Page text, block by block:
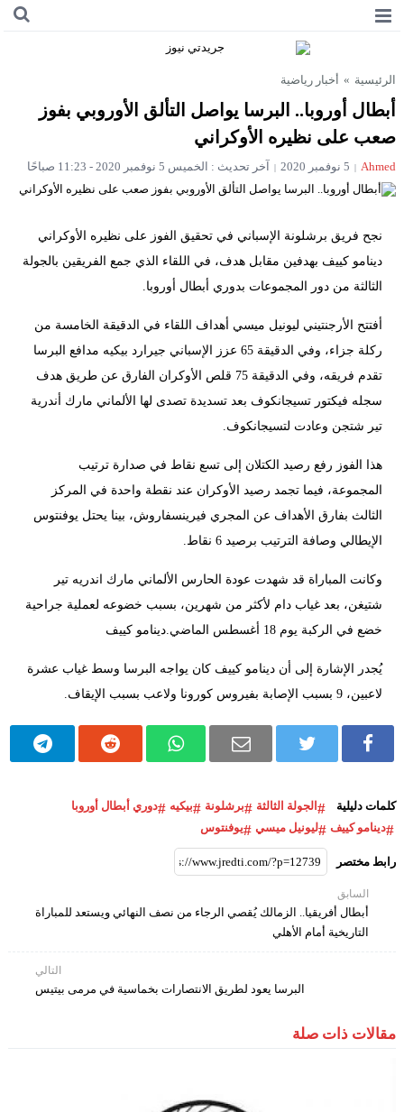
الرئيسية » أخبار رياضية
أبطال أوروبا.. البرسا يواصل التألق الأوروبي بفوز
صعب على نظيره الأوكراني
Ahmed 5 نوفمبر 2020 آخر تحديث : الخميس 5 نوفمبر 2020 - 11:23 صباحًا
نجح فريق برشلونة الإسباني في تحقيق الفوز على نظيره الأوكراني
دينامو كييف بهدفين مقابل هدف، في اللقاء الذي جمع الفريقين بالجولة
الثالثة من دور المجموعات بدوري أبطال أوروبا.
أفتتح الأرجنتيني ليونيل ميسي أهداف اللقاء في الدقيقة الخامسة من
ركلة جزاء، وفي الدقيقة 65 عزز الإسباني جيرارد بيكيه مدافع البرسا
تقدم فريقه، وفي الدقيقة 75 قلص الأوكران الفارق عن طريق هدف
سجله فيكتور تسيجانكوف بعد تسديدة تصدى لها الألماني مارك أندرية
تير شتجن وعادت لتسيجانكوف.
هذا الفوز رفع رصيد الكتلان إلى تسع نقاط في صدارة ترتيب
المجموعة، فيما تجمد رصيد الأوكران عند نقطة واحدة في المركز
الثالث بفارق الأهداف عن المجري فيرينسفاروش، بينا يحتل يوفنتوس
الإيطالي وصافة الترتيب برصيد 6 نقاط.
وكانت المباراة قد شهدت عودة الحارس الألماني مارك اندريه تير
شتيغن، بعد غياب دام لأكثر من شهرين، بسبب خضوعه لعملية جراحية
خضع في الركبة يوم 18 أغسطس الماضي.دينامو كييف
يُجدر الإشارة إلى أن دينامو كييف كان يواجه البرسا وسط غياب عشرة
لاعبين، 9 بسبب الإصابة بفيروس كورونا ولاعب بسبب الإيقاف.
كلمات دليلية الجولة الثالثة برشلونة بيكيه
دوري أبطال أوروبا
دينامو كييف
ليونيل ميسي يوفنتوس
رابط مختصر
السابق
أبطال أفريقيا.. الزمالك يُقصي الرجاء من نصف النهائي ويستعد للمباراة
التاريخية أمام الأهلي
التالي
البرسا يعود لطريق الانتصارات بخماسية في مرمى بيتيس
مقالات ذات صلة